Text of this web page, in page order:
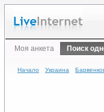
Моя анкета Поиск
Начало Украина